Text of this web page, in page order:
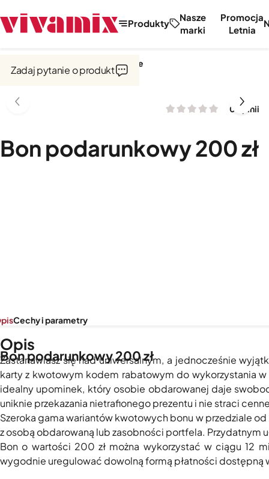
Produkty
Nasze
marki
Promocja
Letnia
Bony podarunkowe
0 opinii
Bon podarunkowy 200 zł
Zadaj pytanie o produkt
Bon podarunkowy 200 zł
Cechy i parametry
Opis
Zastanawiasz się nad uniwersalnym, a jednocześnie
karty z kwotowym kodem rabatowym do wykorzystania
idealny upominek, który osobie obdarowanej daje
uniknie przekazania nietrafionego prezentu i nie straci
Szeroka gama wariantów kwotowych bonu w przedziale
z osobą obdarowaną lub zasobności portfela. Przydatnym
Bon o wartości 200 zł można wykorzystać w ciągu 12
wygodnie uregulować dowolną formą płatności dostępną